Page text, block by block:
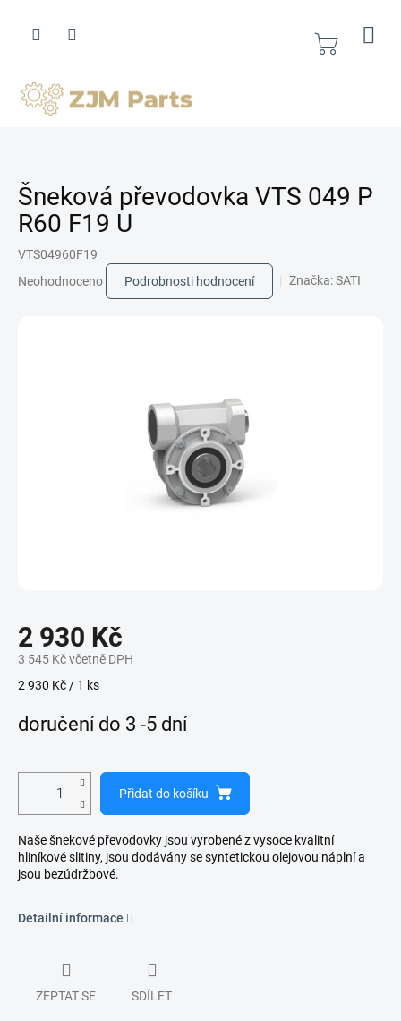
obsah
Nákupní
Šneková převodovka VTS 049 P
R60 F19 U
VTS04960F19
hodnocení
Neohodnoceno Podrobnosti hodnocení Značka:SATI
2 930 Kč
3 545 Kč včetně DPH
Měrná
2 930 Kč / 1 ks
doručení do 3 -5 dní
Přidat do košíku
Naše šnekové převodovky jsou vyrobené z vysoce kvalitní
hliníkové slitiny, jsou dodávány se syntetickou olejovou náplní a
jsou bezúdržbové.
Detailní informace
ZEPTAT SE SDÍLET